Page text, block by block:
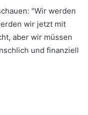
"Wir werden
wir jetzt mit
aber wir müssen
und finanziell